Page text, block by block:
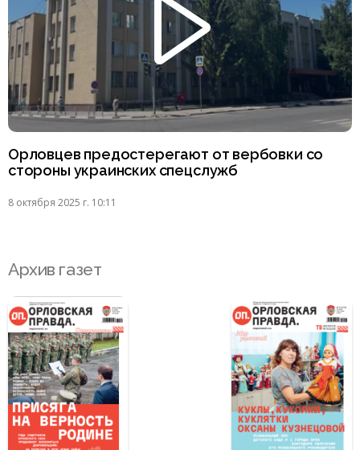
Орловцев предостерегают от вербовки со
стороны украинских спецслужб
8 октября 2025 г. 10:11
Архив газет